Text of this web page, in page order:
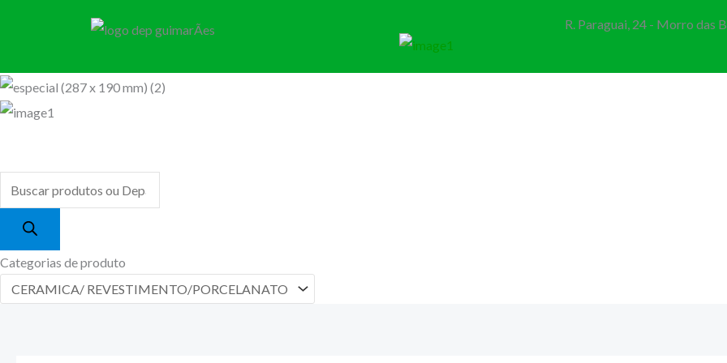
conteúdo
R. Paraguai, 24 - Morro das
Pesquisar
produtos
Categorias de produto